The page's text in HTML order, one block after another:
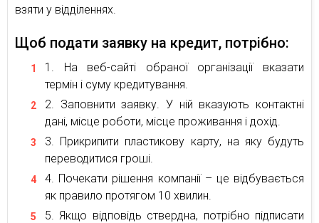
взяти у відділеннях.
Щоб подати заявку на кредит, потрібно:
На веб-сайті обраної організації вказати
термін і суму кредитування.
Заповнити заявку. У ній вказують контактні
дані, місце роботи, місце проживання і дохід.
Прикрипити пластикову карту, на яку будуть
переводитися гроші.
Почекати рішення компанії – це відбувається
як правило протягом 10 хвилин.
Якщо відповідь ствердна, потрібно підписати